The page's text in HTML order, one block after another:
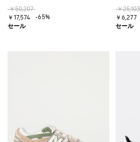
￥50,207
￥17,574
-65%
￥25,103
￥6,277